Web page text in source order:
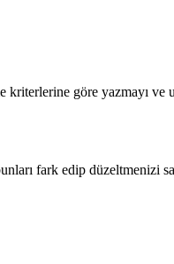
göre yazmayı ve
fark edip düzeltmenizi